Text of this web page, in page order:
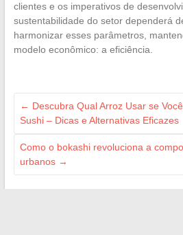
clientes e os imperativos de
sustentabilidade do setor dependerá
harmonizar esses parâmetros,
modelo econômico: a eficiência.
← Descubra Qual Arroz Usar se
Sushi – Dicas e Alternativas Eficazes
Como o bokashi revoluciona a
urbanos →